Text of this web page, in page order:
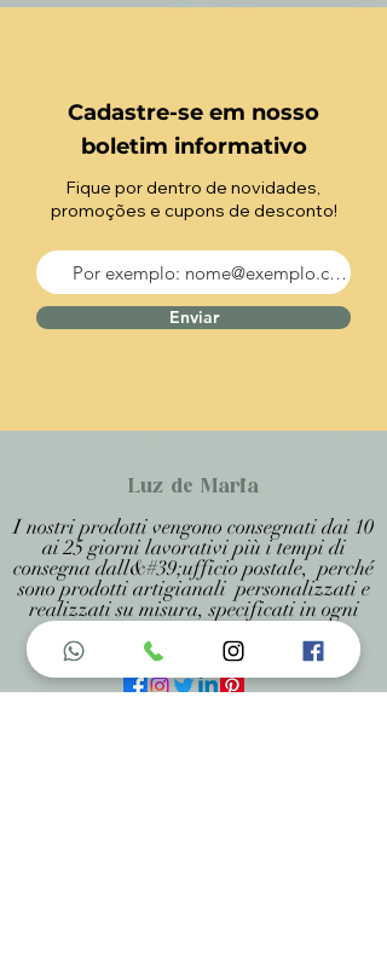
Cadastre-se em nosso
boletim informativo
Fique por dentro de novidades,
promoções e cupons de desconto!
Enviar
Luz de Maria
I nostri prodotti vengono consegnati dai 10
ai 25 giorni lavorativi più i tempi di
consegna dall&#39;ufficio postale, perché
sono prodotti artigianali personalizzati e
realizzati su misura, specificati in ogni